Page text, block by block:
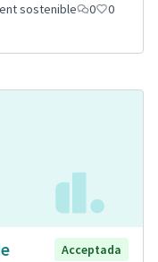
sostenible
0
0
Acceptada